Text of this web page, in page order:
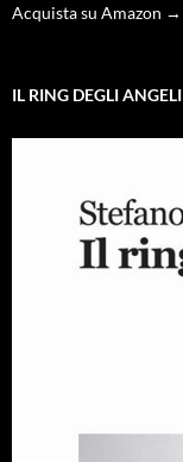
Acquista su Amazon →
IL RING DEGLI ANGELI